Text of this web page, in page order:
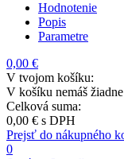
Hodnotenie
Popis
Parametre
0,00 €
V tvojom košíku:
V košíku nemáš
Celková suma:
0,00 € s DPH
Prejsť do nákupného
0